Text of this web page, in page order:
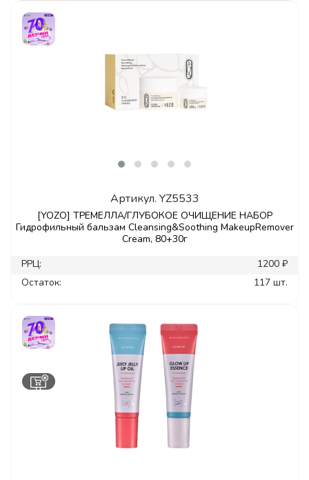
Артикул. YZ5533
[YOZO] ТРЕМЕЛЛА/ГЛУБОКОЕ ОЧИЩЕНИЕ НАБОР
Гидрофильный бальзам Cleansing&Soothing MakeupRemover
Cream, 80+30г
РРЦ:
1200 ₽
Остаток:
117 шт.